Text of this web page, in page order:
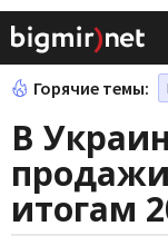
Горячие темы:
В
итогам